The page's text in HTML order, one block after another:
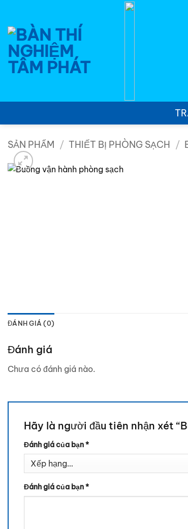
nội
dung
SẢN PHẨM / THIẾT BỊ PHÒNG SẠCH /
ĐÁNH GIÁ (0)
Đánh giá
Chưa có đánh giá nào.
Hãy là người đầu tiên nhận xét
Đánh giá của bạn*
Đánh giá của bạn*